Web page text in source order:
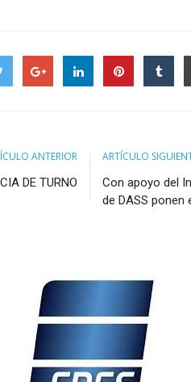
ANTERIOR
DE TURNO
ARTÍCULO
Con apoyo del
de DASS ponen